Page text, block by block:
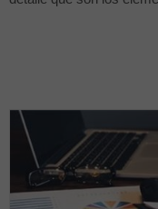
que la contabilidad es